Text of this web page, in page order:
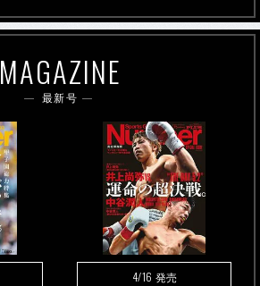
MAGAZINE
最新号
4/16 発売